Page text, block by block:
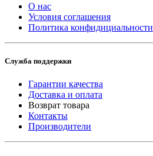
О нас
Условия соглашения
Политика конфидициальности
Служба поддержки
Гарантии качества
Доставка и оплата
Возврат товара
Контакты
Производители